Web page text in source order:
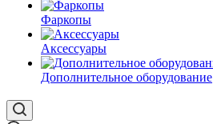
Фаркопы
Аксессуары
Дополнительное оборудование